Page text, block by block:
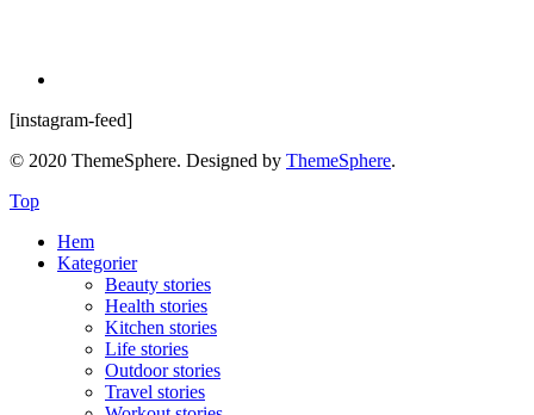
[instagram-feed]
© 2020 ThemeSphere. Designed by ThemeSphere.
Top
Hem
Kategorier
Beauty stories
Health stories
Kitchen stories
Life stories
Outdoor stories
Travel stories